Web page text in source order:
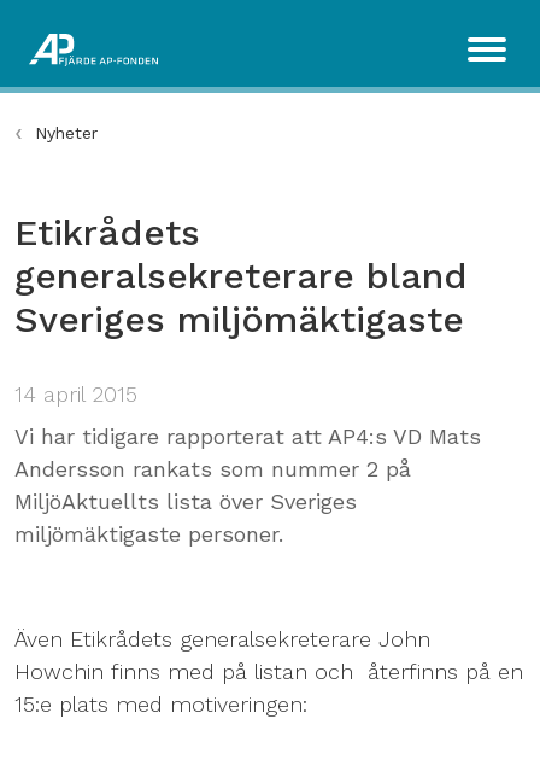
Nyheter
Etikrådets
generalsekreterare bland
Sveriges miljömäktigaste
14 april 2015
Vi har tidigare rapporterat att AP4:s VD Mats
Andersson rankats som nummer 2 på
MiljöAktuellts lista över Sveriges
miljömäktigaste personer.
Även Etikrådets generalsekreterare John
Howchin finns med på listan och återfinns på en
15:e plats med motiveringen: